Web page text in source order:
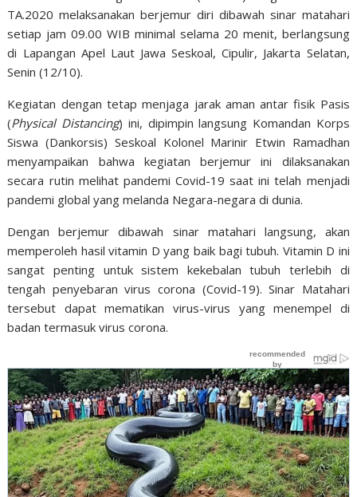
TA.2020 melaksanakan berjemur diri dibawah sinar matahari
setiap jam 09.00 WIB minimal selama 20 menit, berlangsung
di Lapangan Apel Laut Jawa Seskoal, Cipulir, Jakarta Selatan,
Senin (12/10).
Kegiatan dengan tetap menjaga jarak aman antar fisik Pasis
(Physical Distancing) ini, dipimpin langsung Komandan Korps
Siswa (Dankorsis) Seskoal Kolonel Marinir Etwin Ramadhan
menyampaikan bahwa kegiatan berjemur ini dilaksanakan
secara rutin melihat pandemi Covid-19 saat ini telah menjadi
pandemi global yang melanda Negara-negara di dunia.
Dengan berjemur dibawah sinar matahari langsung, akan
memperoleh hasil vitamin D yang baik bagi tubuh. Vitamin D ini
sangat penting untuk sistem kekebalan tubuh terlebih di
tengah penyebaran virus corona (Covid-19). Sinar Matahari
tersebut dapat mematikan virus-virus yang menempel di
badan termasuk virus corona.